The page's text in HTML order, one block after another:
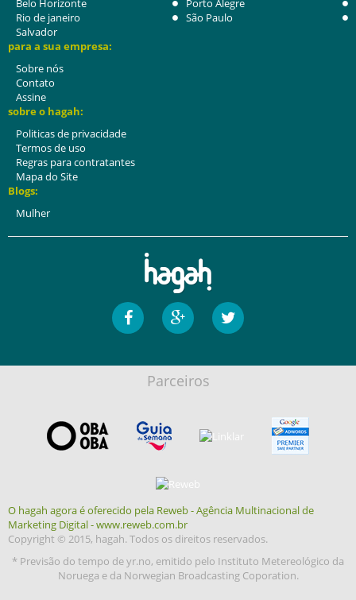
Belo Horizonte
Porto Alegre
Rio de janeiro
São Paulo
Salvador
para a sua empresa:
Sobre nós
Contato
Assine
sobre o hagah:
Politicas de privacidade
Termos de uso
Regras para contratantes
Mapa do Site
Blogs:
Mulher
Parceiros
O hagah agora é oferecido pela Reweb - Agência Multinacional de
Marketing Digital - www.reweb.com.br
Copyright © 2015, hagah. Todos os direitos reservados.
* Previsão do tempo de yr.no, emitido pelo Instituto Metereológico da
Noruega e da Norwegian Broadcasting Coporation.